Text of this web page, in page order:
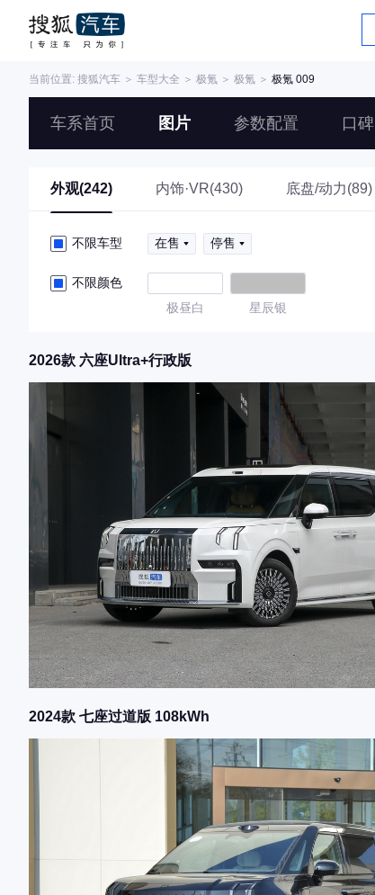
当前位置: 搜狐汽车 ＞ 车型大全 ＞ 极氪 ＞ 极氪 ＞ 极氪 009
车系首页 图片 参数配置 口碑
外观(242) 内饰·VR(430) 底盘/动力(89)
不限车型 在售 停售
不限颜色
极昼白
星辰银
2026款 六座Ultra+行政版
2024款 七座过道版 108kWh